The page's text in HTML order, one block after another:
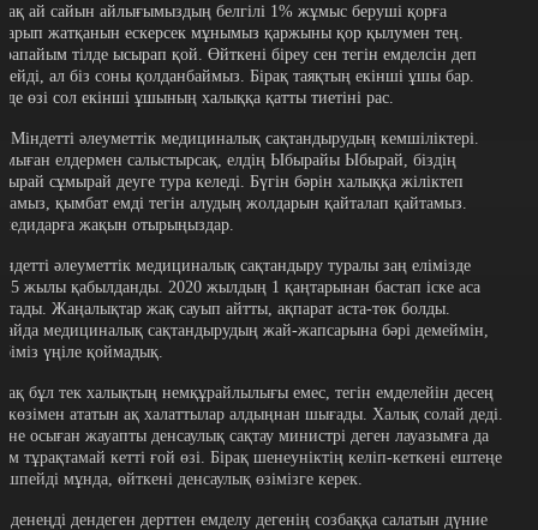
ай сайын айлығымыздың белгілі 1% жұмыс беруші қорға
жатқанын ескерсек мұнымыз қаржыны қор қылумен тең.
тілде ысырап қой. Өйткені біреу сен тегін емделсін деп
ал біз соны қолданбаймыз. Бірақ таяқтың екінші ұшы бар.
өзі сол екінші ұшының халыққа қатты тиетіні рас.
Міндетті әлеуметтік медициналық сақтандырудың кемшіліктері.
елдермен салыстырсақ, елдің Ыбырайы Ыбырай, біздің
сұмырай деуге тура келеді. Бүгін бәрін халыққа жіліктеп
қымбат емді тегін алудың жолдарын қайталап қайтамыз.
жақын отырыңыздар.
әлеуметтік медициналық сақтандыру туралы заң елімізде
жылы қабылданды. 2020 жылдың 1 қаңтарынан бастап іске аса
Жаңалықтар жақ сауып айтты, ақпарат аста-төк болды.
медициналық сақтандырудың жай-жапсарына бәрі демеймін,
үңіле қоймадық.
бұл тек халықтың немқұрайлылығы емес, тегін емделейін десең
ататын ақ халаттылар алдыңнан шығады. Халық солай деді.
осыған жауапты денсаулық сақтау министрі деген лауазымға да
тұрақтамай кетті ғой өзі. Бірақ шенеуніктің келіп-кеткені ештеңе
мұнда, өйткені денсаулық өзімізге керек.
денеңді дендеген дерттен емделу дегенің созбаққа салатын дүние